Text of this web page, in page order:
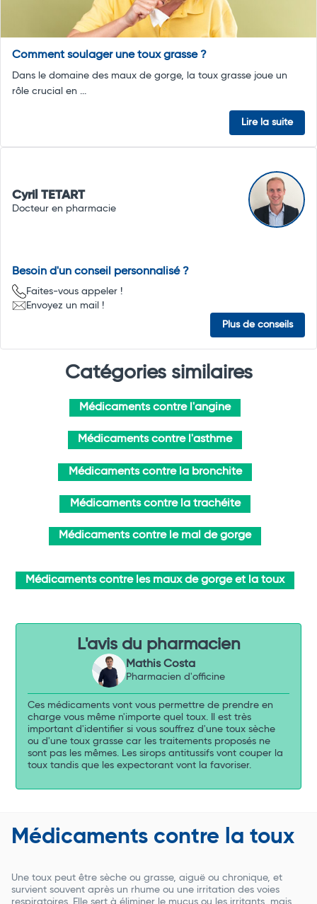
Comment soulager une toux grasse ?
Dans le domaine des maux de gorge, la toux grasse joue un
rôle crucial en ...
Lire la suite
Cyril TETART
Docteur en pharmacie
Besoin d'un conseil personnalisé ?
Faites-vous appeler !
Envoyez un mail !
Plus de conseils
Catégories similaires
Médicaments contre l'angine
Médicaments contre l'asthme
Médicaments contre la bronchite
Médicaments contre la trachéite
Médicaments contre le mal de gorge
Médicaments contre les maux de gorge et la toux
L'avis du pharmacien
Mathis Costa
Pharmacien d'officine
Ces médicaments vont vous permettre de prendre en
charge vous même n'importe quel toux. Il est très
important d'identifier si vous souffrez d'une toux sèche
ou d'une toux grasse car les traitements proposés ne
sont pas les mêmes. Les sirops antitussifs vont couper la
toux tandis que les expectorant vont la favoriser.
Médicaments contre la toux
Une toux peut être sèche ou grasse, aiguë ou chronique, et
survient souvent après un rhume ou une irritation des voies
respiratoires. Elle sert à éliminer le mucus ou les irritants, mais